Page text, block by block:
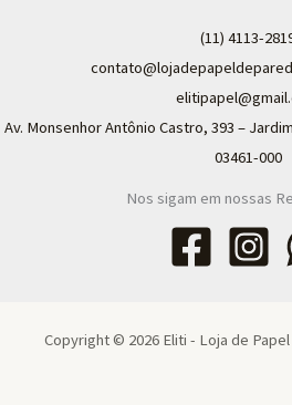
(11) 4113-
Av. Monsenhor Antônio Castro, 393 –
03461-000
Nos sigam em nossas
Copyright © 2026 Eliti - Loja de